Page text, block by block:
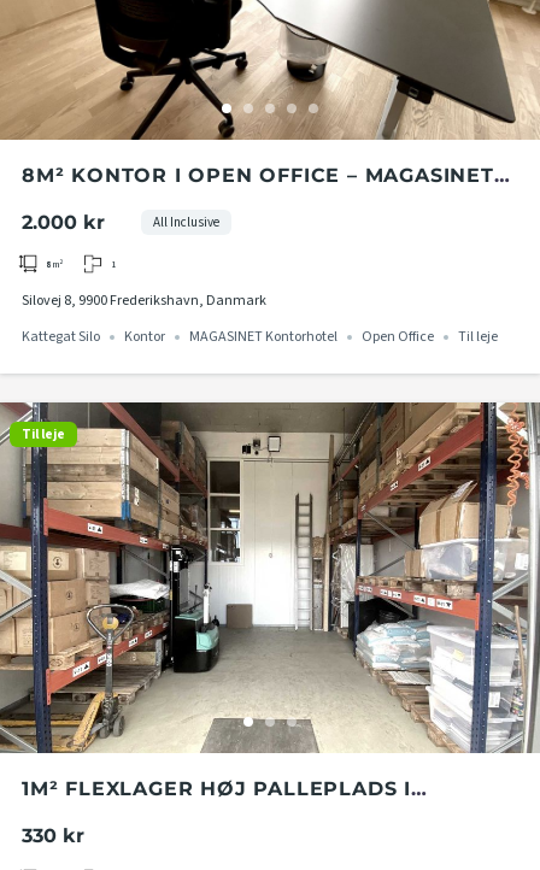
8M² KONTOR I OPEN OFFICE – MAGASINET
2.000 kr
All Inclusive
8 m² 1
Silovej 8, 9900 Frederikshavn, Danmark
Kattegat Silo
Kontor MAGASINET Kontorhotel Open Office Til leje
Til leje
1M² FLEXLAGER HØJ PALLEPLADS I
330 kr